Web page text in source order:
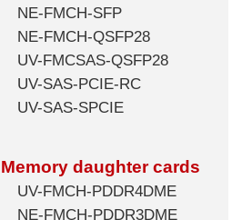
NE-FMCH-SFP
NE-FMCH-QSFP28
UV-FMCSAS-QSFP28
UV-SAS-PCIE-RC
UV-SAS-SPCIE
Memory daughter cards
UV-FMCH-PDDR4DME
NE-FMCH-PDDR3DME